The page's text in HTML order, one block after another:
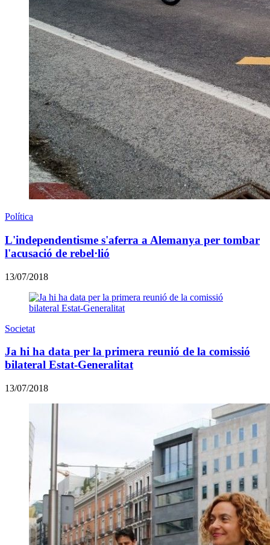
Política
L'independentisme s'aferra a Alemanya per tombar
l'acusació de rebel·lió
13/07/2018
Societat
Ja hi ha data per la primera reunió de la comissió
bilateral Estat-Generalitat
13/07/2018